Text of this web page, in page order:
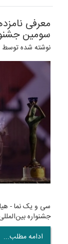
معرفی
سومین
نوشته شده توسط
سی و یک نما -
جشنواره
ادامه مطلب...